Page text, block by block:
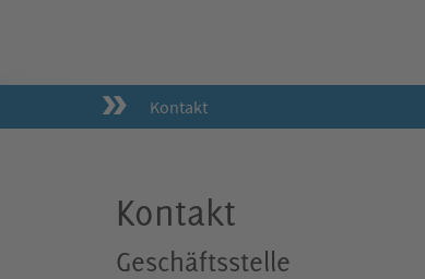
Kontakt
Kontakt
Geschäftsstelle